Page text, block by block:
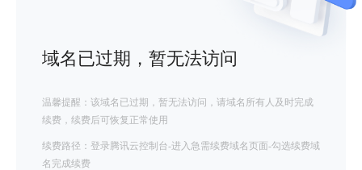
域名已过期，暂无法访问
温馨提醒：该域名已过期，暂无法访问，请域名所有人及时完成
续费，续费后可恢复正常使用
续费路径：登录腾讯云控制台-进入急需续费域名页面-勾选续费域
名完成续费